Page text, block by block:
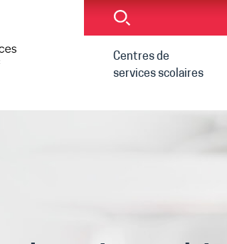
Centres de
services scolaires